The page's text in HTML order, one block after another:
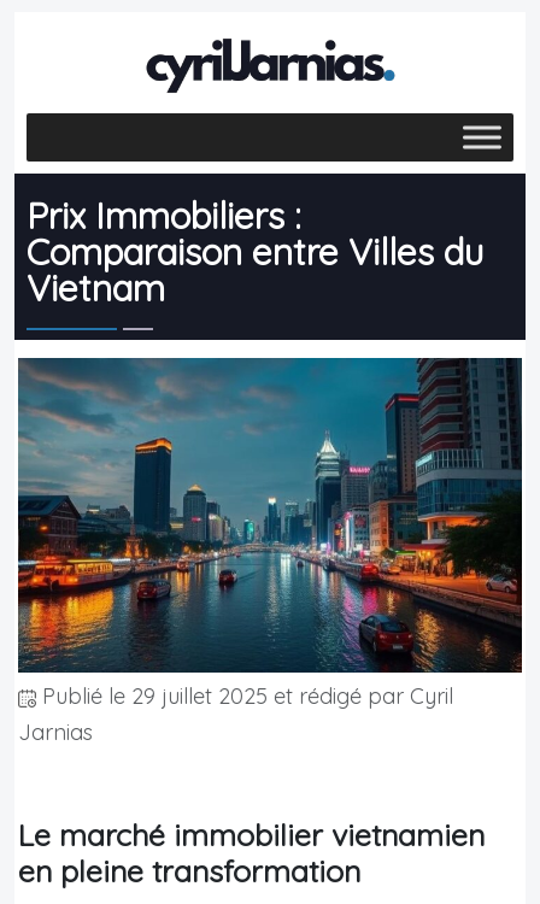
Prix Immobiliers :
Comparaison entre Villes du
Vietnam
Publié le 29 juillet 2025 et rédigé par Cyril
Jarnias
Le marché immobilier vietnamien
en pleine transformation